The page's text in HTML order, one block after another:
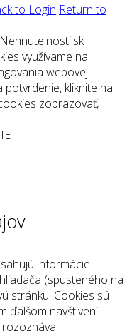
to Login Return to
využívame na
webovej
potvrdenie, kliknite na
zobrazovať,
informácie.
(spusteného na
stránku. Cookies sú
ďalšom navštívení